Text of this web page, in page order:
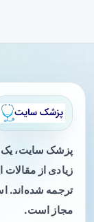
پزشک سایت،
زیادی از
ترجمه شده‌اند.
مجاز است.